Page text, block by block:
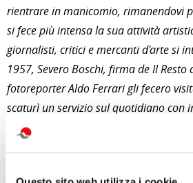
rientrare in manicomio, rimanendovi
si fece più intensa la sua attività
giornalisti, critici e mercanti d'arte si
1957, Severo Boschi, firma de Il Resto
fotoreporter Aldo Ferrari gli fecero
scaturì un servizio sul quotidiano con
celebri.